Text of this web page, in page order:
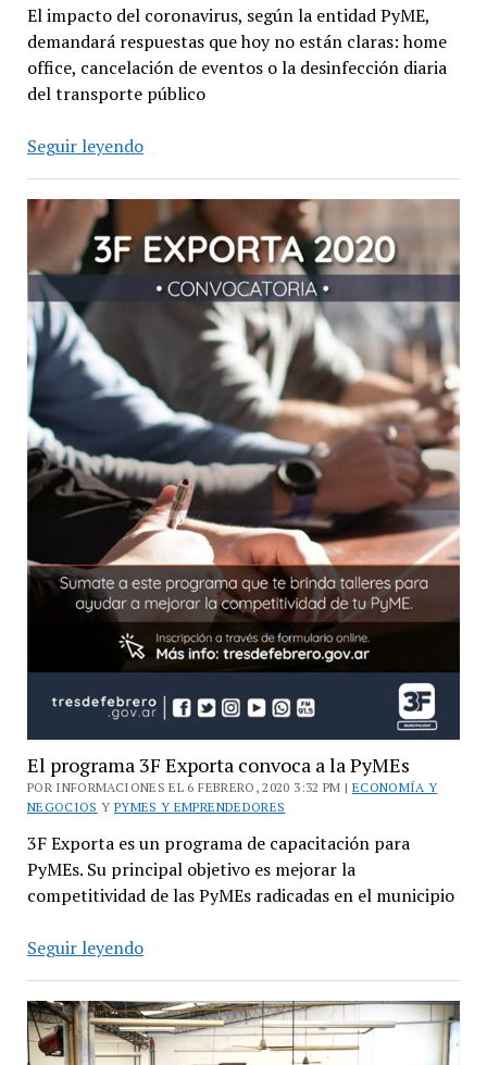
El impacto del coronavirus, según la entidad PyME,
demandará respuestas que hoy no están claras: home
office, cancelación de eventos o la desinfección diaria
del transporte público
Seguir leyendoCoronavirus:
pide
contención
para
las
PyMEs
El programa 3F Exporta convoca a la PyMEs
POR INFORMACIONES EL 6 FEBRERO, 2020 3:32 PM | ECONOMÍA Y
NEGOCIOS Y PYMES Y EMPRENDEDORES
3F Exporta es un programa de capacitación para
PyMEs. Su principal objetivo es mejorar la
competitividad de las PyMEs radicadas en el municipio
Seguir leyendoEl
3F
Exporta
convoca